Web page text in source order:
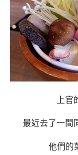
上
最近去了一間
他們的